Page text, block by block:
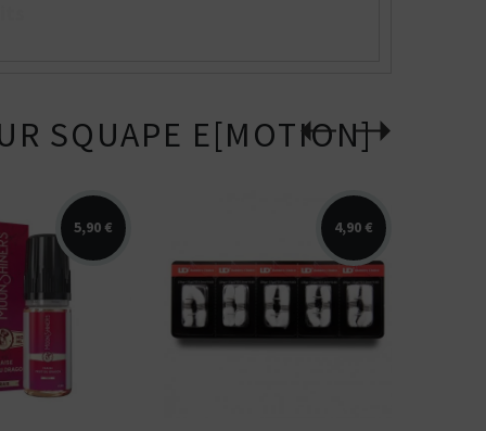
SQUAPE E[MOTION]
5,90 €
fruit du
E-liquide
4,90 €
Résistances préfabriquées
clapton avec coton 0,6ohms